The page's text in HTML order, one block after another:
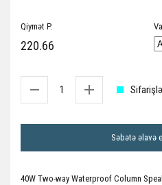
Qiymət P.
220.66
Sifarişlə
Səbətə əlavə
40W Two-way Waterproof Column